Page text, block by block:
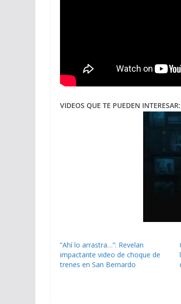
VIDEOS QUE TE PUEDEN INTERESAR:
“Ahí lo arrastra…”: Revelan
impactante video de choque de
trenes en San Bernardo